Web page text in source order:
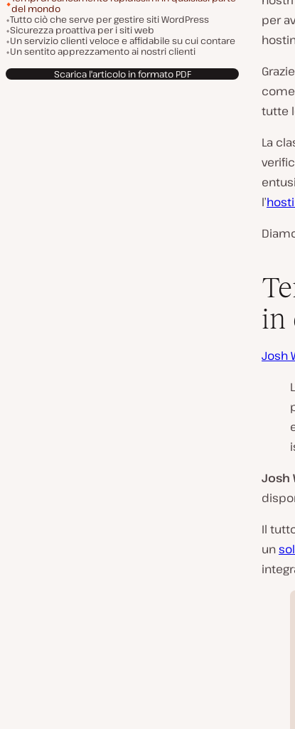
del mondo
Tutto ciò che serve per gestire siti WordPress
Sicurezza proattiva per i siti web
Un servizio clienti veloce e affidabile su cui contare
Un sentito apprezzamento ai nostri clienti
Scarica l'articolo in formato PDF
per
come
tutte
La
l’
in
Josh
Josh
Il
un